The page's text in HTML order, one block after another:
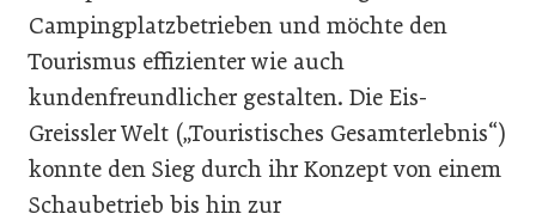
Campingplatzbetrieben und möchte den
Tourismus effizienter wie auch
kundenfreundlicher gestalten. Die Eis-
Greissler Welt („Touristisches Gesamterlebnis“)
konnte den Sieg durch ihr Konzept von einem
Schaubetrieb bis hin zur